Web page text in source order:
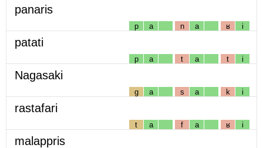
panaris
p a n a ʁ i
patati
p a t a t i
Nagasaki
g a s a k i
rastafari
t a f a ʁ i
malappris